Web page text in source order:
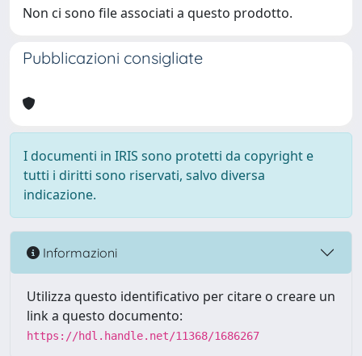
Non ci sono file associati a questo prodotto.
Pubblicazioni consigliate
I documenti in IRIS sono protetti da copyright e
tutti i diritti sono riservati, salvo diversa
indicazione.
Informazioni
Utilizza questo identificativo per citare o creare un
link a questo documento:
https://hdl.handle.net/11368/1686267